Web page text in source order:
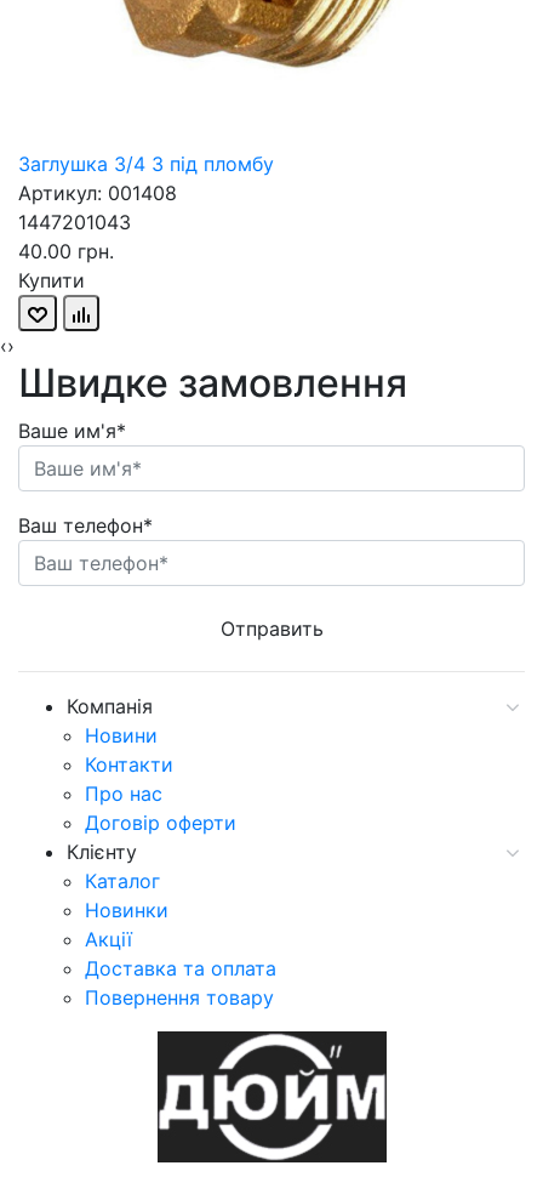
Заглушка 3/4 З під пломбу
Артикул: 001408
1447201043
40.00 грн.
Купити
‹›
Швидке замовлення
Ваше им'я*
Ваш телефон*
Компанія
Новини
Контакти
Про нас
Договір оферти
Клієнту
Каталог
Новинки
Акції
Доставка та оплата
Повернення товару